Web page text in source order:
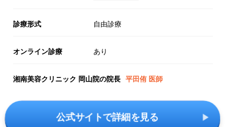
診療形式 自由診療
オンライン診療 あり
湘南美容クリニック 岡山院の院長 平田侑 医師
公式サイトで詳細を見る